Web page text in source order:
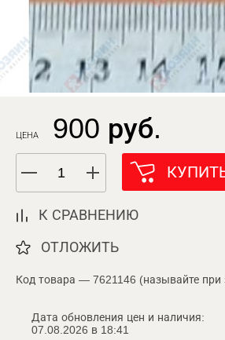
ЦЕНА 900 руб.
К СРАВНЕНИЮ
ОТЛОЖИТЬ
Код товара — 7621146 (называйте при
Дата обновления цен и наличия:
07.08.2026 в 18:41